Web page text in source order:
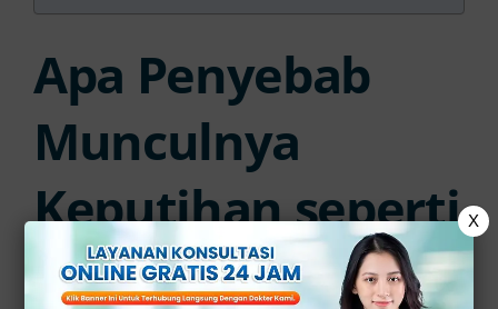
Apa Penyebab
Munculnya
Keputihan seperti
Keju Hancur?
X